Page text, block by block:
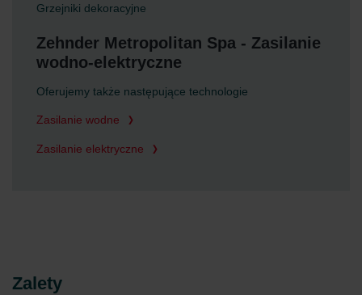
Grzejniki dekoracyjne
Zehnder Metropolitan Spa - Zasilanie
wodno-elektryczne
Oferujemy także następujące technologie
Zasilanie wodne
Zasilanie elektryczne
Zalety